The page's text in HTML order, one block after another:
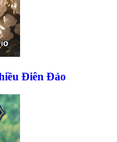
Điên Đảo